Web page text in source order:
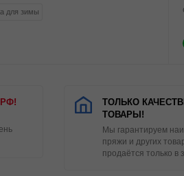
для зимы
ТОЛЬКО
ТОВАРЫ!
Мы гарантируем
пряжи и других
продаётся только в